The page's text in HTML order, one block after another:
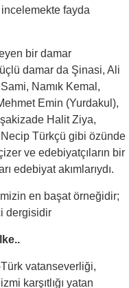
fayda
bir damar
damar da Şinasi, Ali
Namık Kemal,
Emin (Yurdakul),
Halit Ziya,
Türkçü gibi özünde
ve edebiyatçıların bir
edebiyat akımlarıydı.
en başat örneğidir;
dergisidir
vatanseverliği,
karşıtlığı yatan